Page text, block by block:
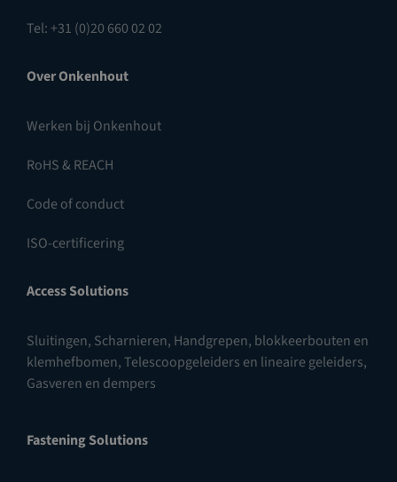
Tel: +31 (0)20 660 02 02
Over Onkenhout
Werken bij Onkenhout
RoHS & REACH
Code of conduct
ISO-certificering
Access Solutions
Sluitingen, Scharnieren, Handgrepen, blokkeerbouten en
klemhefbomen,Telescoopgeleiders en lineaire geleiders,
Gasveren en dempers
Fastening Solutions